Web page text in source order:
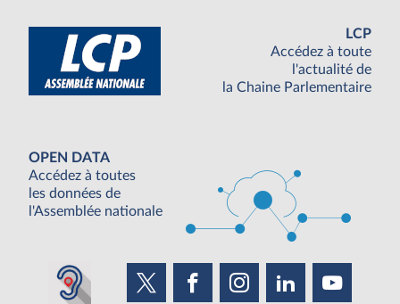
LCP
Accédez à toute
l'actualité de
la Chaine Parlementaire
OPEN DATA
Accédez à toutes
les données de
l'Assemblée nationale